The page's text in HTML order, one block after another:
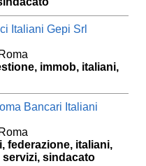
Italiani Gepi Srl
immob, italiani,
Bancari Italiani
federazione, italiani,
servizi, sindacato